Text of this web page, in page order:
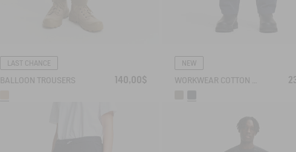
LAST CHANCE
BALLOON TROUSERS 140,00$
NEW